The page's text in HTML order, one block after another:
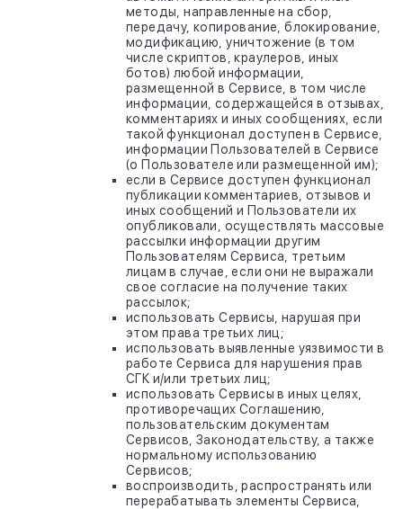
методы, направленные на сбор,
передачу, копирование, блокирование,
модификацию, уничтожение (в том
числе скриптов, краулеров, иных
ботов) любой информации,
размещенной в Сервисе, в том числе
информации, содержащейся в отзывах,
комментариях и иных сообщениях, если
такой функционал доступен в Сервисе,
информации Пользователей в Сервисе
(о Пользователе или размещенной им);
если в Сервисе доступен функционал
публикации комментариев, отзывов и
иных сообщений и Пользователи их
опубликовали, осуществлять массовые
рассылки информации другим
Пользователям Сервиса, третьим
лицам в случае, если они не выражали
свое согласие на получение таких
рассылок;
использовать Сервисы, нарушая при
этом права третьих лиц;
использовать выявленные уязвимости в
работе Сервиса для нарушения прав
СГК и/или третьих лиц;
использовать Сервисы в иных целях,
противоречащих Соглашению,
пользовательским документам
Сервисов, Законодательству, а также
нормальному использованию
Сервисов;
воспроизводить, распространять или
перерабатывать элементы Сервиса,